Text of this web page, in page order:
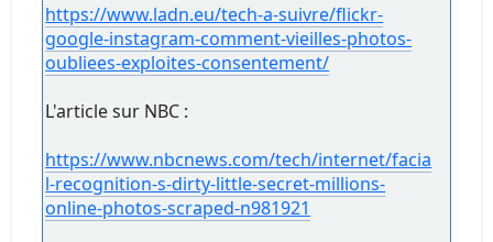
https://www.ladn.eu/tech-a-suivre/flickr-
google-instagram-comment-vieilles-photos-
oubliees-exploites-consentement/
L'article sur NBC :
https://www.nbcnews.com/tech/internet/facia
l-recognition-s-dirty-little-secret-millions-
online-photos-scraped-n981921